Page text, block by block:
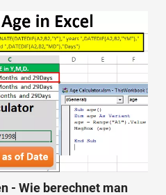
- Wie berechnet man